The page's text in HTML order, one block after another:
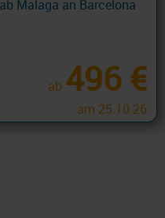
Malaga an Barcelona
ab 496 €
am 25.10.26